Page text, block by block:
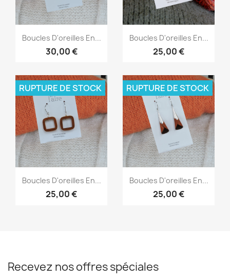
Aperçu rapide
Boucles D'oreilles En...
30,00 €
Aperçu rapide
Boucles D'oreilles En...
25,00 €
Aperçu rapide
Boucles D'oreilles En...
25,00 €
RUPTURE DE STOCK
Aperçu rapide
Boucles D'oreilles En...
25,00 €
RUPTURE DE STOCK
Recevez nos offres spéciales